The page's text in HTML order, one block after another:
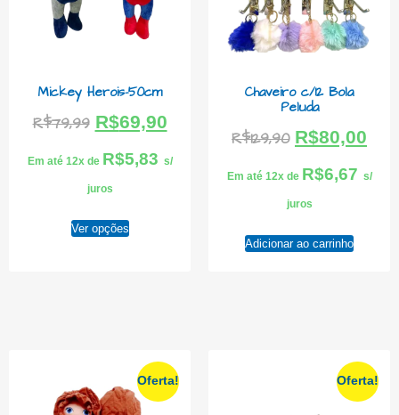
Mickey Herois-50cm
R$79,99 R$69,90
Em até 12x de R$5,83 s/
juros
Ver opções
Chaveiro c/12 Bola
Peluda
R$129,90 R$80,00
Em até 12x de R$6,67 s/
juros
Adicionar ao carrinho
Oferta! Oferta!